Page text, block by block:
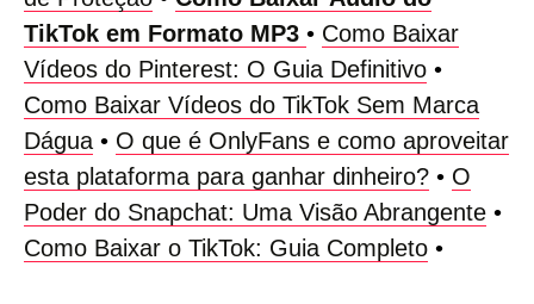
TikTok em Formato MP3 • Como Baixar
Vídeos do Pinterest: O Guia Definitivo •
Como Baixar Vídeos do TikTok Sem Marca
Dágua • O que é OnlyFans e como aproveitar
esta plataforma para ganhar dinheiro? • O
Poder do Snapchat: Uma Visão Abrangente •
Como Baixar o TikTok: Guia Completo •